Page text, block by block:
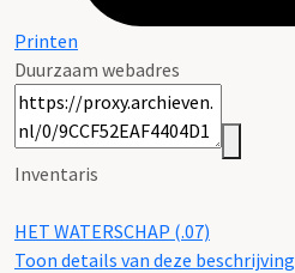
Printen
Duurzaam webadres
Inventaris
HET WATERSCHAP (.07)
Toon details van deze beschrijving